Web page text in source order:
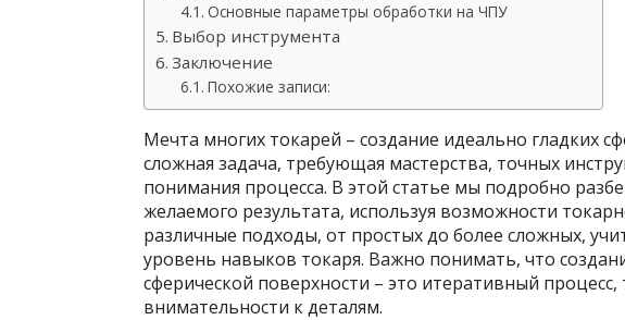
Основные параметры обработки на ЧПУ
Выбор инструмента
Заключение
Похожие записи:
Мечта многих токарей – создание идеально гладких
сложная задача, требующая мастерства, точных
понимания процесса. В этой статье мы подробно
желаемого результата, используя возможности
различные подходы, от простых до более сложных,
уровень навыков токаря. Важно понимать, что
сферической поверхности – это итеративный
внимательности к деталям.